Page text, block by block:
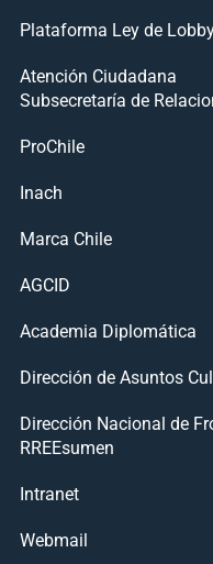
Plataforma Ley de
Atención Ciudadana
Subsecretaría de
ProChile
Inach
Marca Chile
AGCID
Academia Diplomática
Dirección de Asuntos
Dirección Nacional de
RREEsumen
Intranet
Webmail